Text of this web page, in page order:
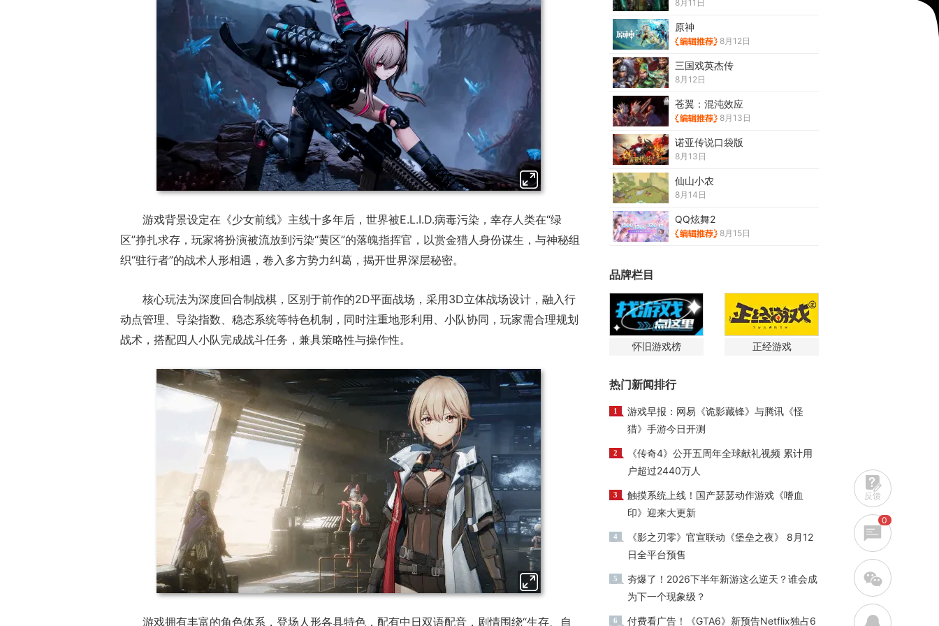
游戏背景设定在《少女前线》主线十多年后，世界被E.L.I.D.病毒污染，幸存人类在“绿
区”挣扎求存，玩家将扮演被流放到污染“黄区”的落魄指挥官，以赏金猎人身份谋生，与神秘组
织“驻行者”的战术人形相遇，卷入多方势力纠葛，揭开世界深层秘密。
核心玩法为深度回合制战棋，区别于前作的2D平面战场，采用3D立体战场设计，融入行
动点管理、导染指数、稳态系统等特色机制，同时注重地形利用、小队协同，玩家需合理规划
战术，搭配四人小队完成战斗任务，兼具策略性与操作性。
游戏拥有丰富的角色体系，登场人形各具特色，配有中日双语配音，剧情围绕“生存、自
8月11日
原神
8月12日
三国戏英杰传
8月12日
苍翼：混沌效应
8月13日
诺亚传说口袋版
8月13日
仙山小农
8月14日
QQ炫舞2
8月15日
品牌栏目
怀旧游戏榜 正经游戏
热门新闻排行
1
游戏早报：网易《诡影藏锋》与腾讯《怪
猎》手游今日开测
2
《传奇4》公开五周年全球献礼视频 累计用
户超过2440万人
3
触摸系统上线！国产瑟瑟动作游戏《嗜血
印》迎来大更新
4
《影之刃零》官宣联动《堡垒之夜》 8月12
日全平台预售
5
夯爆了！2026下半年新游这么逆天？谁会成
为下一个现象级？
6 付费看广告！《GTA6》新预告Netflix独占6
反馈
0
w